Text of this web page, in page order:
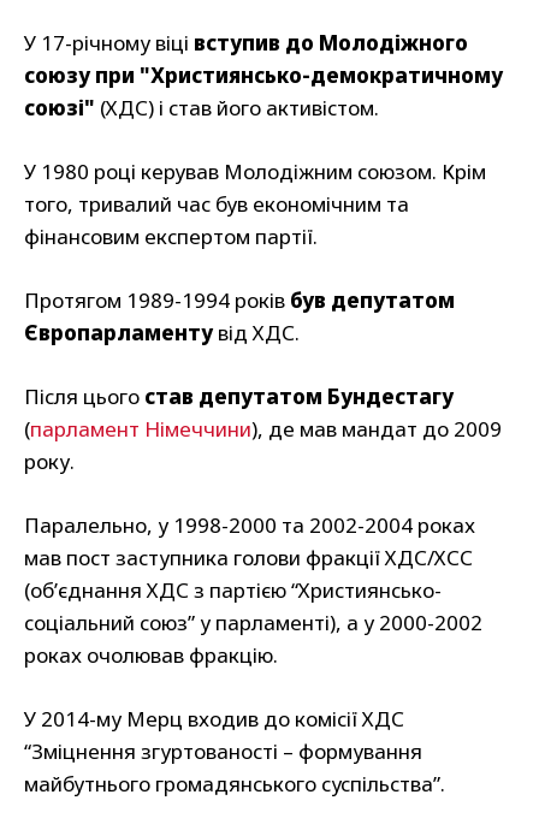
У 17-річному віці вступив до Молодіжного
союзу при "Християнсько-демократичному
союзі" (ХДС) і став його активістом.
У 1980 році керував Молодіжним союзом. Крім
того, тривалий час був економічним та
фінансовим експертом партії.
Протягом 1989-1994 років був депутатом
Європарламентувід ХДС.
Після цього став депутатом Бундестагу
(парламент Німеччини), де мав мандат до 2009
року.
Паралельно, у 1998-2000 та 2002-2004 роках
мав пост заступника голови фракції ХДС/ХСС
(об’єднання ХДС з партією “Християнсько-
соціальний союз” у парламенті), а у 2000-2002
роках очолював фракцію.
У 2014-му Мерц входив до комісії ХДС
“Зміцнення згуртованості – формування
майбутнього громадянського суспільства”.